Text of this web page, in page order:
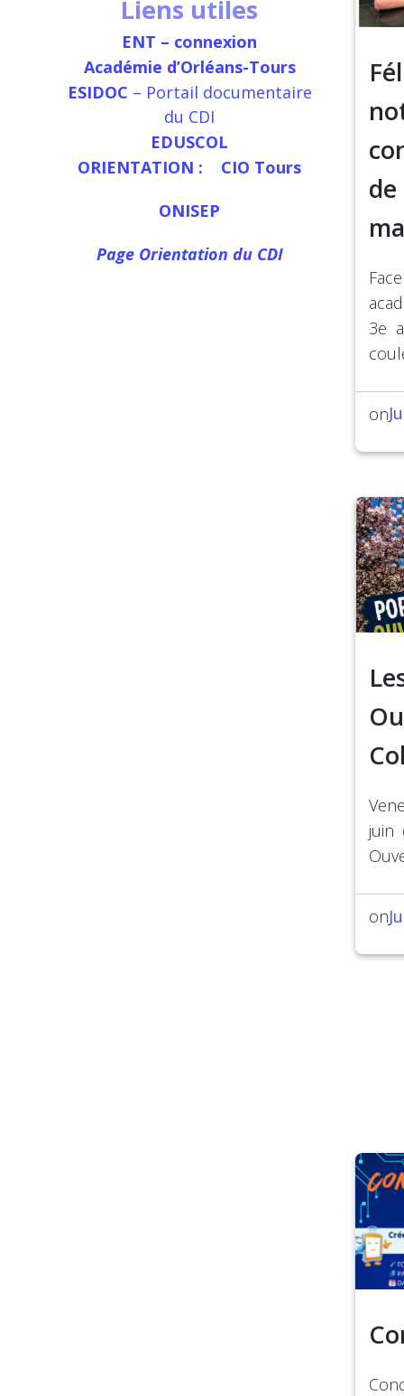
Liens utiles
ENT – connexion
Académie d’Orléans-Tours
ESIDOC – Portail documentaire
du CDI
EDUSCOL
ORIENTATION :
CIO Tours
ONISEP
Page Orientation du CDI
de
3e
on
juin
on